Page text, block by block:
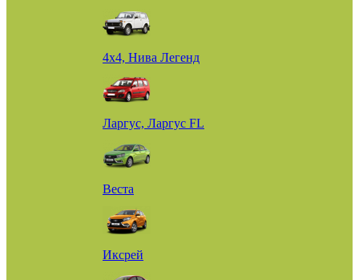
4х4, Нива Легенд
Ларгус, Ларгус FL
Веста
Иксрей